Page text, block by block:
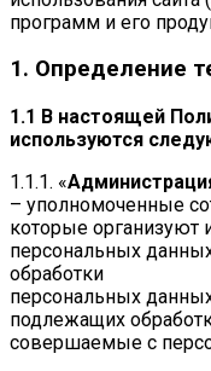
программ и его
1. Определение
1.1 В настоящей
используются
1.1.1. «
– уполномоченные
которые организуют
персональных
обработки
персональных
подлежащих
совершаемые с